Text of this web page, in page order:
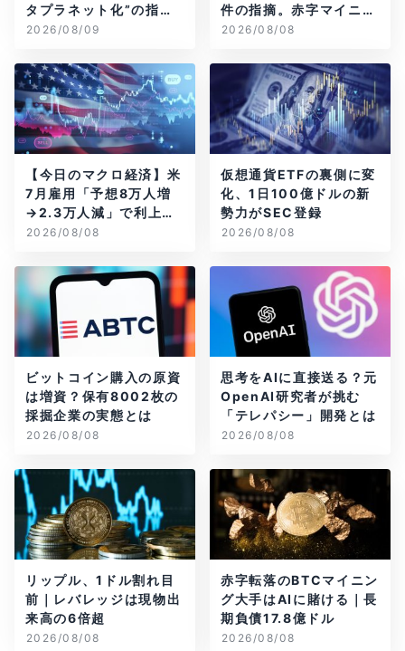
タプラネット化”の指摘
は本当？
2026/08/09
件の指摘。赤字マイニン
グ企業はAIに賭ける
2026/08/08
【今日のマクロ経済】米
7月雇用「予想8万人増
→2.3万人減」で利上げ
観測後退
2026/08/08
仮想通貨ETFの裏側に変
化、1日100億ドルの新
勢力がSEC登録
2026/08/08
ビットコイン購入の原資
は増資？保有8002枚の
採掘企業の実態とは
2026/08/08
思考をAIに直接送る？元
OpenAI研究者が挑む
「テレパシー」開発とは
2026/08/08
リップル、1ドル割れ目
前｜レバレッジは現物出
来高の6倍超
2026/08/08
赤字転落のBTCマイニン
グ大手はAIに賭ける｜長
期負債17.8億ドル
2026/08/08